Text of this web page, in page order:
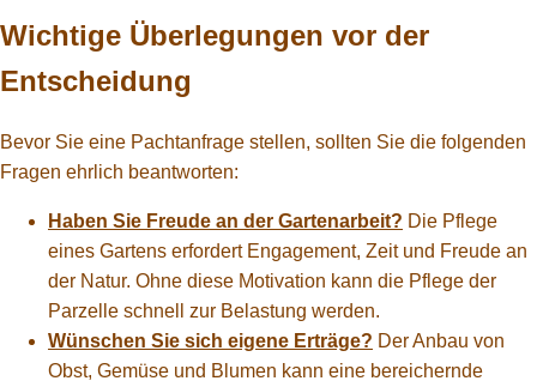
BKleingG
LINKS
Wichtige Überlegungen vor der
Entscheidung
Bevor Sie eine Pachtanfrage stellen, sollten Sie die folgenden
Fragen ehrlich beantworten:
Haben Sie Freude an der Gartenarbeit? Die Pflege
eines Gartens erfordert Engagement, Zeit und Freude an
der Natur. Ohne diese Motivation kann die Pflege der
Parzelle schnell zur Belastung werden.
Wünschen Sie sich eigene Erträge? Der Anbau von
Obst, Gemüse und Blumen kann eine bereichernde